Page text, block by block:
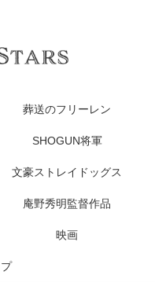
葬送のフリーレン
SHOGUN将軍
文豪ストレイドッグス
庵野秀明監督作品
映画